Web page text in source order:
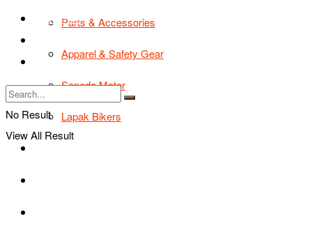
Parts & Accessories
Apparel & Safety Gear
Sepeda Motor
Lapak Bikers
TIPS & TRIK
Tentang Kami
No Result
View All Result